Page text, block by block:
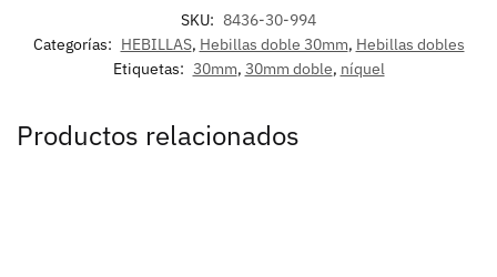
SKU: 8436-30-994
Categorías: HEBILLAS, Hebillas doble 30mm, Hebillas dobles
Etiquetas: 30mm, 30mm doble, níquel
Productos relacionados